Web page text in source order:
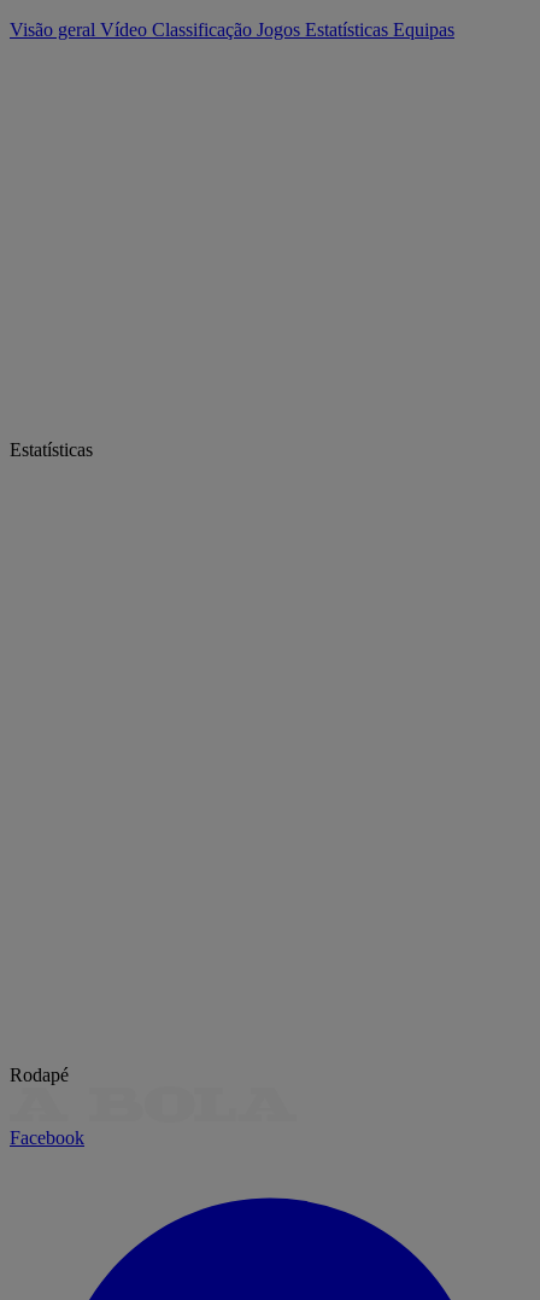
Visão geral Vídeo Classificação Jogos Estatísticas Equipas
Estatísticas
Rodapé
Facebook